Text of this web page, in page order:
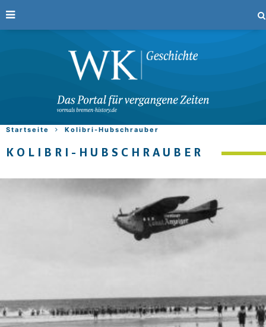
Startseite Kolibri-Hubschrauber
KOLIBRI-HUBSCHRAUBER